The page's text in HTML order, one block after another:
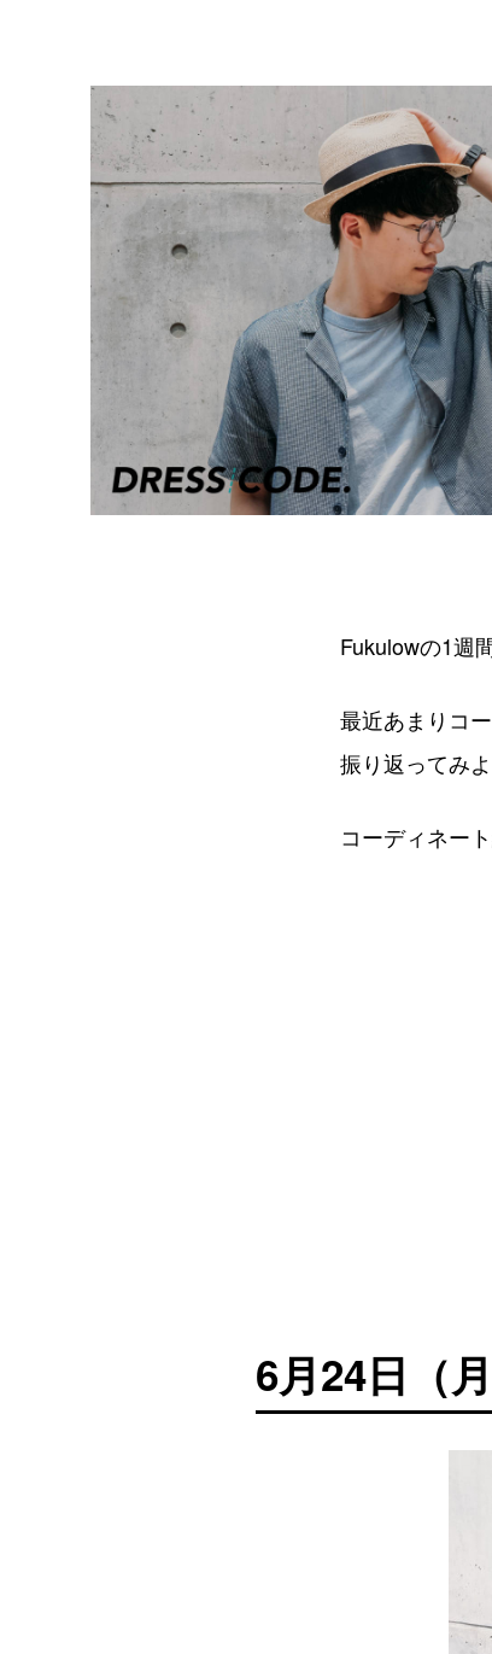
Fukulowの1週
最近あまりコ
振り返ってみ
コーディネー
6月24日（